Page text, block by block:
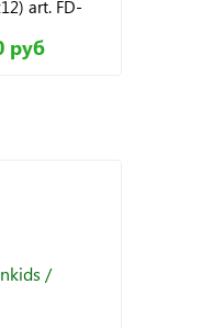
art. FD-
руб